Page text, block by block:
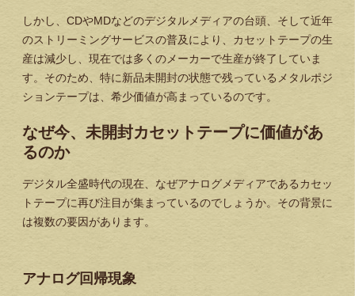
しかし、CDやMDなどのデジタルメディアの台頭、そして近年
のストリーミングサービスの普及により、カセットテープの生
産は減少し、現在では多くのメーカーで生産が終了していま
す。そのため、特に新品未開封の状態で残っているメタルポジ
ションテープは、希少価値が高まっているのです。
なぜ今、未開封カセットテープに価値があ
るのか
デジタル全盛時代の現在、なぜアナログメディアであるカセッ
トテープに再び注目が集まっているのでしょうか。その背景に
は複数の要因があります。
アナログ回帰現象